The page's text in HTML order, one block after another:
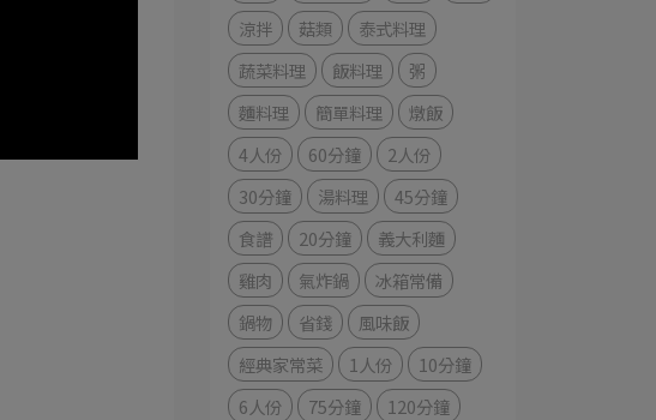
涼拌
菇類
泰式料理
蔬菜料理
飯料理
粥
麵料理
簡單料理
燉飯
4人份
60分鐘
2人份
30分鐘
湯料理
45分鐘
食譜
20分鐘
義大利麵
雞肉
氣炸鍋
冰箱常備
鍋物
省錢
風味飯
經典家常菜
1人份
10分鐘
6人份
75分鐘
120分鐘